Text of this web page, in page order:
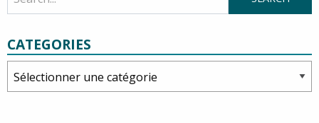
CATEGORIES